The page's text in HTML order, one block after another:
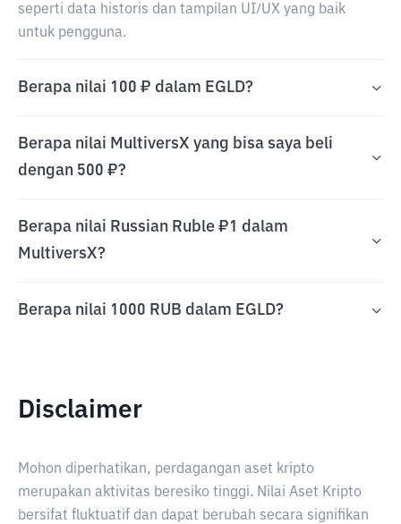
seperti data historis dan tampilan UI/UX yang baik
untuk pengguna.
Berapa nilai 100 ₽ dalam EGLD?
Berapa nilai MultiversX yang bisa saya beli
dengan 500 ₽?
Berapa nilai Russian Ruble ₽1 dalam
MultiversX?
Berapa nilai 1000 RUB dalam EGLD?
Disclaimer
Mohon diperhatikan, perdagangan aset kripto
merupakan aktivitas beresiko tinggi. Nilai Aset Kripto
bersifat fluktuatif dan dapat berubah secara signifikan